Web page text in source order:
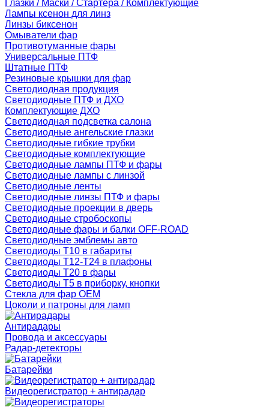
Глазки / Маски / Стартера / Комплектующие
Лампы ксенон для линз
Линзы биксенон
Омыватели фар
Противотуманные фары
Универсальные ПТФ
Штатные ПТФ
Резиновые крышки для фар
Светодиодная продукция
Светодиодные ПТФ и ДХО
Комплектующие ДХО
Светодиодная подсветка салона
Светодиодные ангельские глазки
Светодиодные гибкие трубки
Светодиодные комплектующие
Светодиодные лампы ПТФ и фары
Светодиодные лампы с линзой
Светодиодные ленты
Светодиодные линзы ПТФ и фары
Светодиодные проекции в дверь
Светодиодные стробоскопы
Светодиодные фары и балки OFF-ROAD
Светодиодные эмблемы авто
Светодиоды T10 в габариты
Светодиоды T12-T24 в плафоны
Светодиоды T20 в фары
Светодиоды T5 в приборку, кнопки
Стекла для фар OEM
Цоколи и патроны для ламп
Антирадары
Провода и аксессуары
Радар-детекторы
Батарейки
Видеорегистратор + антирадар